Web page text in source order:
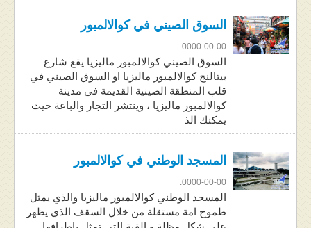
السوق الصيني في كوالالمبور
0000-00-00.
السوق الصيني كوالالمبور ماليزيا يقع شارع
بيتالنج كوالالمبور ماليزيا او السوق الصيني في
قلب المنطقة الصينية القديمة في مدينة
كوالالمبور ماليزيا ، وينتشر التجار والباعة حيث
يمكنك الذ
المسجد الوطني في كوالالمبور
0000-00-00.
المسجد الوطني كوالالمبور ماليزيا والذي يمثل
طموح امة مستقلة من خلال السقف الذي يظهر